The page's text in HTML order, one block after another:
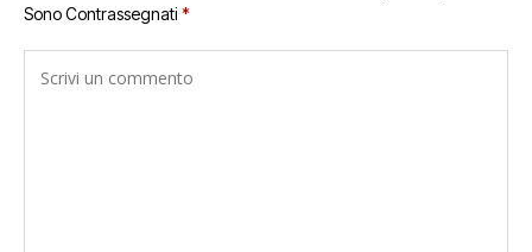
Sono Contrassegnati *